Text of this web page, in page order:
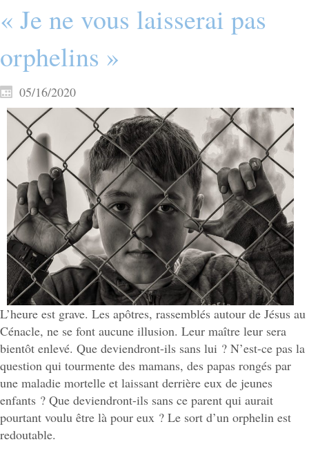
« Je ne vous laisserai pas
orphelins »
05/16/2020
L’heure est grave. Les apôtres, rassemblés autour de Jésus au
Cénacle, ne se font aucune illusion. Leur maître leur sera
bientôt enlevé. Que deviendront-ils sans lui ? N’est-ce pas la
question qui tourmente des mamans, des papas rongés par
une maladie mortelle et laissant derrière eux de jeunes
enfants ? Que deviendront-ils sans ce parent qui aurait
pourtant voulu être là pour eux ? Le sort d’un orphelin est
redoutable.